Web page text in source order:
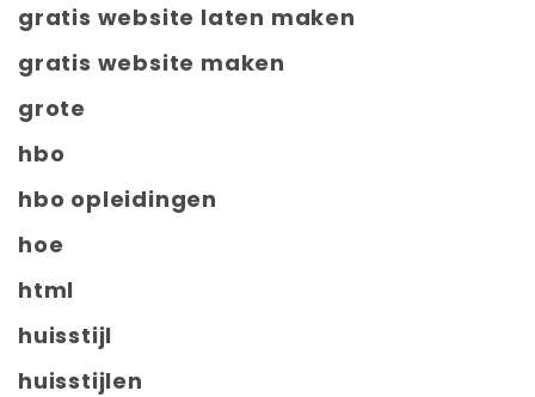
gratis website laten maken
gratis website maken
grote
hbo
hbo opleidingen
hoe
html
huisstijl
huisstijlen